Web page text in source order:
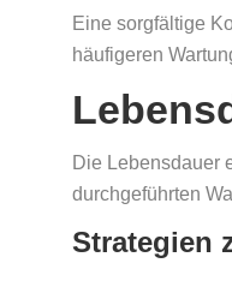
Eine sorgfältige
häufigeren
Die Lebensdauer
durchgeführten
Strategien